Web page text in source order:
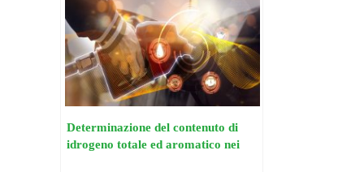
Determinazione del contenuto di
idrogeno totale ed aromatico nei